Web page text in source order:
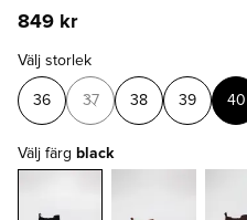
849 kr
Välj storlek
36 37 38 39 40
Välj färg black